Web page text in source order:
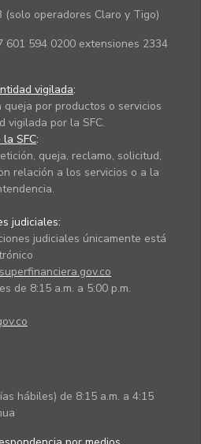
(solo operadores Claro y Tigo)
601 594 0200 extensiones 2334
vigilada:
por productos o servicios
vigilada por la SFC.
la SFC:
queja, reclamo, solicitud,
relación a los servicios o a la
judiciales:
judiciales únicamente está
de 8:15 a.m. a 5:00 p.m.
hábiles) de 8:15 a.m. a 4:15